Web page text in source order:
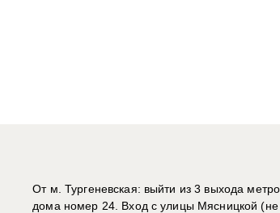
От м. Тургеневская: выйти из 3 выхода
дома номер 24. Вход с улицы Мясницкой (не